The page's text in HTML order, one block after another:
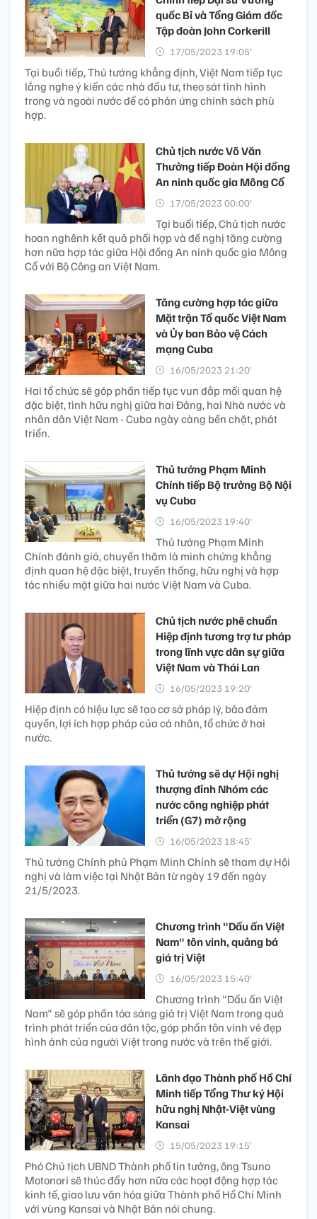
quốc Bỉ và Tổng Giám đốc
Tập đoàn John Corkerill
17/05/2023 19:05’
Tại buổi tiếp, Thủ tướng khẳng định, Việt Nam tiếp tục
lắng nghe ý kiến các nhà đầu tư, theo sát tình hình
trong và ngoài nước để có phản ứng chính sách phù
hợp.
Chủ tịch nước Võ Văn
Thưởng tiếp Đoàn Hội đồng
An ninh quốc gia Mông Cổ
17/05/2023 00:00’
Tại buổi tiếp, Chủ tịch nước
hoan nghênh kết quả phối hợp và đề nghị tăng cường
hơn nữa hợp tác giữa Hội đồng An ninh quốc gia Mông
Cổ với Bộ Công an Việt Nam.
Tăng cường hợp tác giữa
Mặt trận Tổ quốc Việt Nam
và Ủy ban Bảo vệ Cách
mạng Cuba
16/05/2023 21:20’
Hai tổ chức sẽ góp phần tiếp tục vun đắp mối quan hệ
đặc biệt, tình hữu nghị giữa hai Đảng, hai Nhà nước và
nhân dân Việt Nam - Cuba ngày càng bền chặt, phát
triển.
Thủ tướng Phạm Minh
Chính tiếp Bộ trưởng Bộ Nội
vụ Cuba
16/05/2023 19:40’
Thủ tướng Phạm Minh
Chính đánh giá, chuyến thăm là minh chứng khẳng
định quan hệ đặc biệt, truyền thống, hữu nghị và hợp
tác nhiều mặt giữa hai nước Việt Nam và Cuba.
Chủ tịch nước phê chuẩn
Hiệp định tương trợ tư pháp
trong lĩnh vực dân sự giữa
Việt Nam và Thái Lan
16/05/2023 19:20’
Hiệp định có hiệu lực sẽ tạo cơ sở pháp lý, bảo đảm
quyền, lợi ích hợp pháp của cá nhân, tổ chức ở hai
nước.
Thủ tướng sẽ dự Hội nghị
thượng đỉnh Nhóm các
nước công nghiệp phát
triển (G7) mở rộng
16/05/2023 18:45’
Thủ tướng Chính phủ Phạm Minh Chính sẽ tham dự Hội
nghị và làm việc tại Nhật Bản từ ngày 19 đến ngày
21/5/2023.
Chương trình "Dấu ấn Việt
Nam" tôn vinh, quảng bá
giá trị Việt
16/05/2023 15:40’
Chương trình "Dấu ấn Việt
Nam" sẽ góp phần tỏa sáng giá trị Việt Nam trong quá
trình phát triển của dân tộc, góp phần tôn vinh vẻ đẹp
hình ảnh của người Việt trong nước và trên thế giới.
Lãnh đạo Thành phố Hồ Chí
Minh tiếp Tổng Thư ký Hội
hữu nghị Nhật-Việt vùng
Kansai
15/05/2023 19:15’
Phó Chủ tịch UBND Thành phố tin tưởng, ông Tsuno
Motonori sẽ thúc đẩy hơn nữa các hoạt động hợp tác
kinh tế, giao lưu văn hóa giữa Thành phố Hồ Chí Minh
với vùng Kansai và Nhật Bản nói chung.